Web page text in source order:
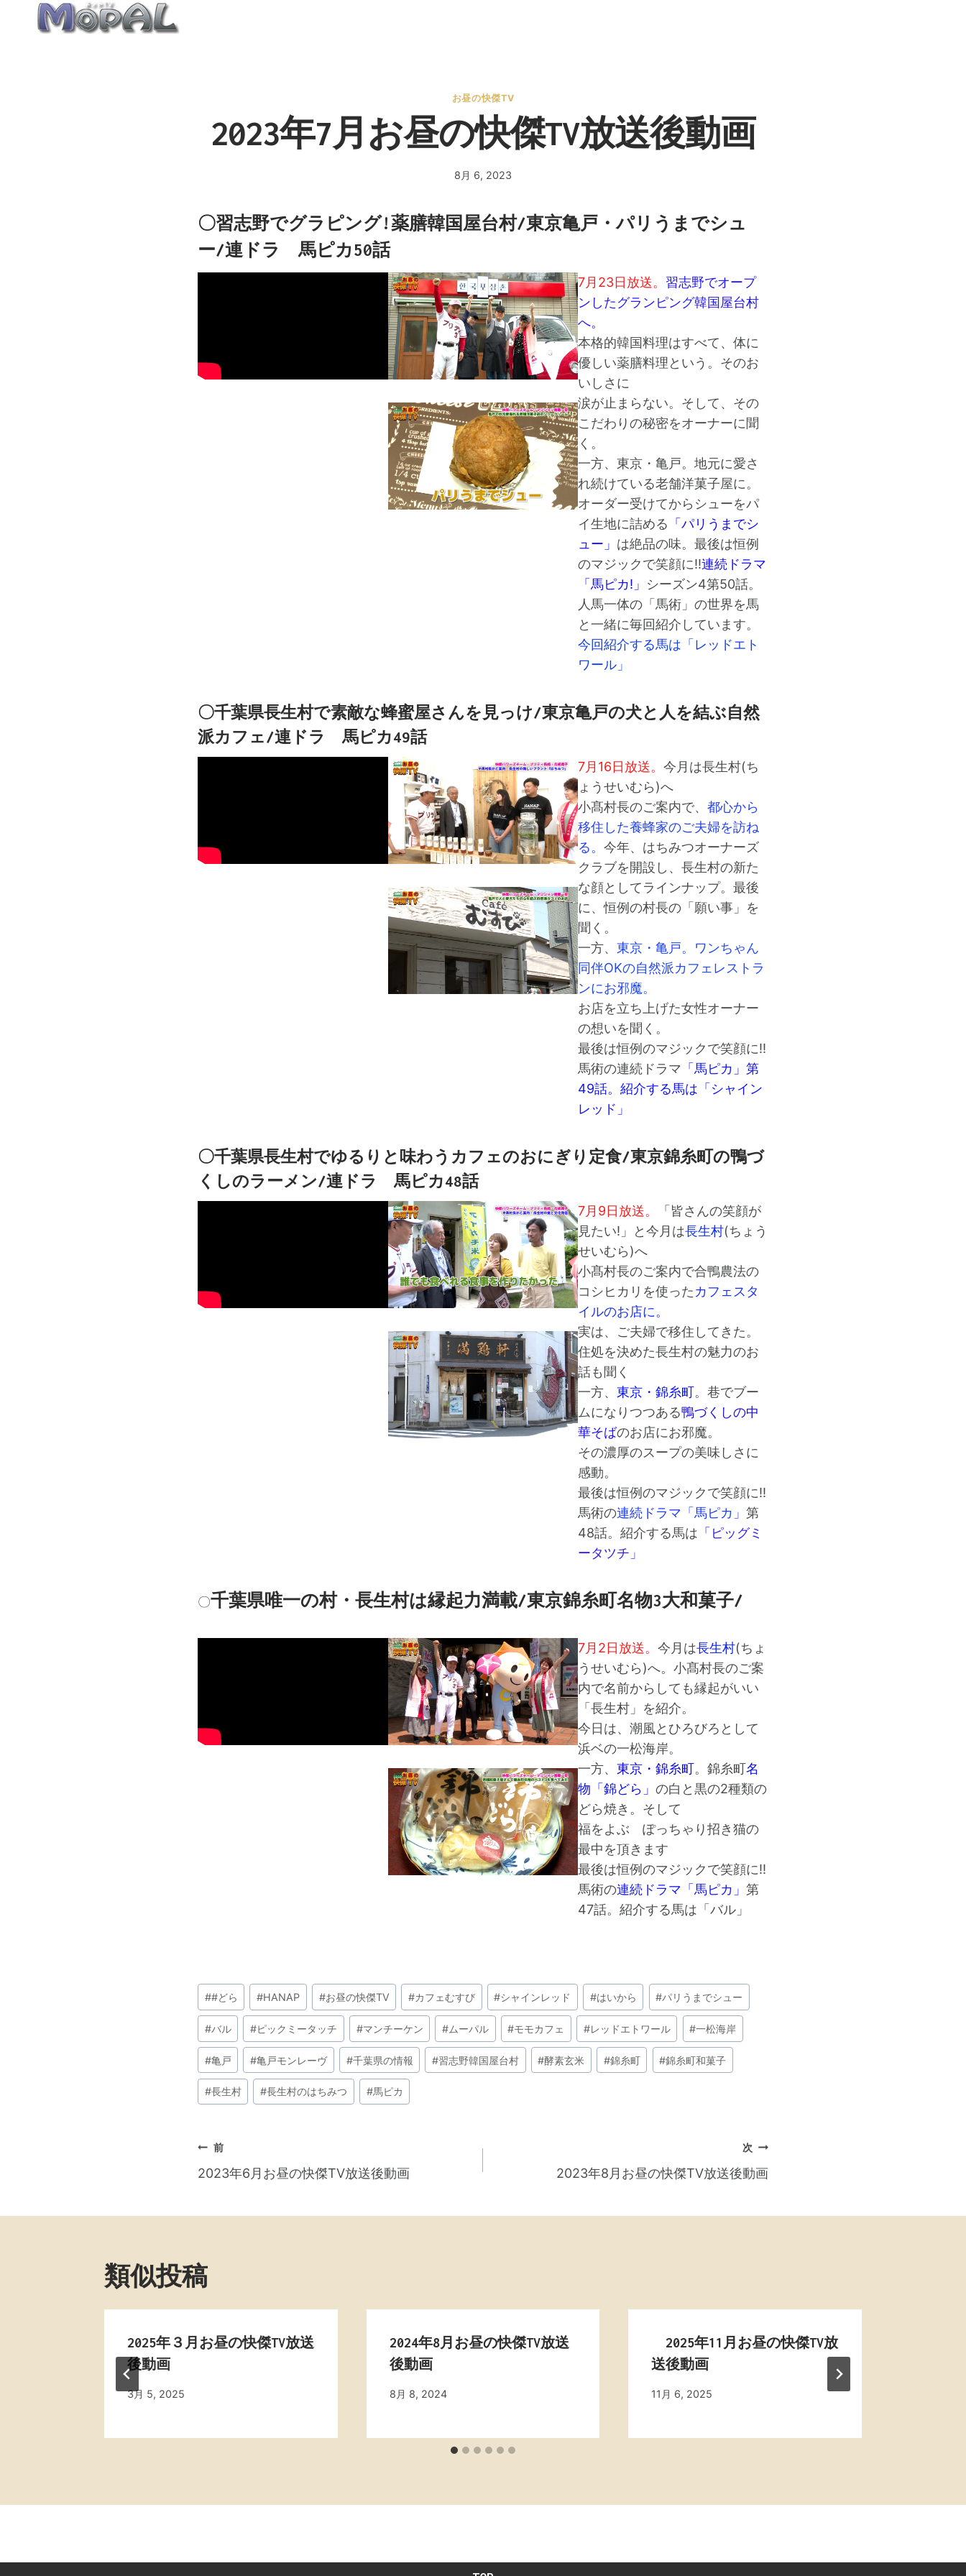
お昼の快傑TV
2023年7月お昼の快傑TV放送後動画
By
8月 6, 2023
〇習志野でグラピング!薬膳韓国屋台村/東京亀戸・パリうまでシュ
ー/連ドラ 馬ピカ50話
7月23日放送。 習志野でオープ
ンしたグランピング韓国屋台村
へ。
本格的韓国料理はすべて、体に
優しい薬膳料理という。そのお
いしさに
涙が止まらない。そして、その
こだわりの秘密をオーナーに聞
く。
一方、東京・亀戸。地元に愛さ
れ続けている老舗洋菓子屋に。
オーダー受けてからシューをパ
イ生地に詰める 「パリうまでシ
ュー」 は絶品の味。最後は恒例
のマジックで笑顔に!!連続ドラマ
「馬ピカ!」 シーズン4第50話。
人馬一体の「馬術」の世界を馬
と一緒に毎回紹介しています。
今回紹介する馬は「レッドエト
ワール」
〇千葉県長生村で素敵な蜂蜜屋さんを見っけ/東京亀戸の犬と人を結ぶ自然
派カフェ/連ドラ 馬ピカ49話
7月16日放送。今月は長生村(ち
ょうせいむら)へ
小髙村長のご案内で、都心から
移住した養蜂家のご夫婦を訪ね
る。今年、はちみつオーナーズ
クラブを開設し、長生村の新た
な顔としてラインナップ。最後
に、恒例の村長の「願い事」を
聞く。
一方、東京・亀戸。ワンちゃん
同伴OKの自然派カフェレストラ
ンにお邪魔。
お店を立ち上げた女性オーナー
の想いを聞く。
最後は恒例のマジックで笑顔に!!
馬術の連続ドラマ 「馬ピカ」第
49話。紹介する馬は「シャイン
レッド」
〇千葉県長生村でゆるりと味わうカフェのおにぎり定食/東京錦糸町の鴨づ
くしのラーメン/連ドラ 馬ピカ48話
7月9日放送。
「皆さんの笑顔が
見たい!」と今月は長生村(ちょう
せいむら)へ
小髙村長のご案内で合鴨農法の
コシヒカリを使ったカフェスタ
イルのお店に。
実は、ご夫婦で移住してきた。
住処を決めた長生村の魅力のお
話も聞く
一方、東京・錦糸町。巷でブー
ムになりつつある鴨づくしの中
華そばのお店にお邪魔。
その濃厚のスープの美味しさに
感動。
最後は恒例のマジックで笑顔に!!
馬術の連続ドラマ「馬ピカ」第
48話。紹介する馬は 「ピッグミ
ータツチ」
〇千葉県唯一の村・長生村は縁起力満載/東京錦糸町名物3大和菓子/
7月2日放送。今月は長生村(ちょ
うせいむら)へ。小髙村長のご案
内で名前からしても縁起がいい
「長生村」を紹介。
今日は、潮風とひろびろとして
浜ベの一松海岸。
一方、東京・錦糸町。錦糸町名
物「錦どら」の白と黒の2種類の
どら焼き。そして
福をよぶ ぽっちゃり招き猫の
最中を頂きます
最後は恒例のマジックで笑顔に!!
馬術の連続ドラマ「馬ピカ」第
47話。紹介する馬は「バル」
投
稿
タ
グ:
##どら #HANAP #お昼の快傑TV #カフェむすび #シャインレッド #はいから #パリうまでシュー
#バル #ピックミータッチ #マンチーケン #ムーパル #モモカフェ #レッドエトワール #一松海岸
#亀戸 #亀戸モンレーヴ #千葉県の情報 #習志野韓国屋台村 #酵素玄米 #錦糸町 #錦糸町和菓子
#長生村 #長生村のはちみつ #馬ピカ
投
稿
ナ
ゲ
ー
シ
前
2023年6月お昼の快傑TV放送後動画
次
2023年8月お昼の快傑TV放送後動画
類似投稿
2025年３月お昼の快傑TV放送
後動画
By
3月 5, 2025
2024年8月お昼の快傑TV放送
後動画
By
8月 8, 2024
2025年11月お昼の快傑TV放
送後動画
By
11月 6, 2025